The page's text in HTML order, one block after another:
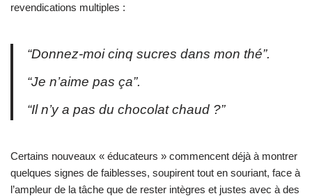
revendications multiples :
“Donnez-moi cinq sucres dans mon thé”.
“Je n’aime pas ça”.
“Il n’y a pas du chocolat chaud ?”
Certains nouveaux « éducateurs » commencent déjà à montrer
quelques signes de faiblesses, soupirent tout en souriant, face à
l’ampleur de la tâche que de rester intègres et justes avec à des